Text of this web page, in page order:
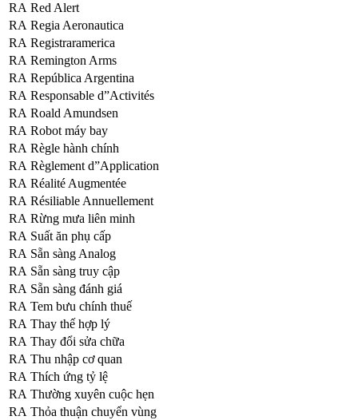
RA Red Alert
RA Regia Aeronautica
RA Registraramerica
RA Remington Arms
RA República Argentina
RA Responsable d”Activités
RA Roald Amundsen
RA Robot máy bay
RA Règle hành chính
RA Règlement d”Application
RA Réalité Augmentée
RA Résiliable Annuellement
RA Rừng mưa liên minh
RA Suất ăn phụ cấp
RA Sẵn sàng Analog
RA Sẵn sàng truy cập
RA Sẵn sàng đánh giá
RA Tem bưu chính thuế
RA Thay thế hợp lý
RA Thay đổi sửa chữa
RA Thu nhập cơ quan
RA Thích ứng tỷ lệ
RA Thường xuyên cuộc hẹn
RA Thỏa thuận chuyển vùng